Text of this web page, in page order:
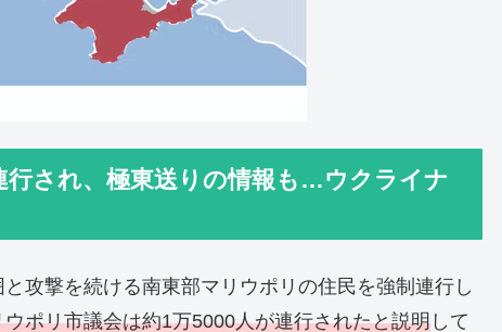
行され、極東送りの情報も…ウクライナ
攻撃を続ける南東部マリウポリの住民を強制連行し
ウポリ市議会は約1万5000人が連行されたと説明 して